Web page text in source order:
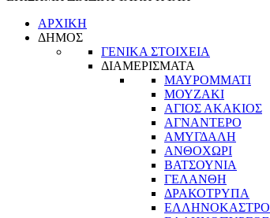
ΑΡΧΙΚΗ
ΔΗΜΟΣ
ΓΕΝΙΚΑ ΣΤΟΙΧΕΙΑ
ΔΙΑΜΕΡΙΣΜΑΤΑ
ΜΑΥΡΟΜΜΑΤΙ
ΜΟΥΖΑΚΙ
ΑΓΙΟΣ ΑΚΑΚΙΟΣ
ΑΓΝΑΝΤΕΡΟ
ΑΜΥΓΔΑΛΗ
ΑΝΘΟΧΩΡΙ
ΒΑΤΣΟΥΝΙΑ
ΓΕΛΑΝΘΗ
ΔΡΑΚΟΤΡΥΠΑ
ΕΛΛΗΝΟΚΑΣΤΡΟ